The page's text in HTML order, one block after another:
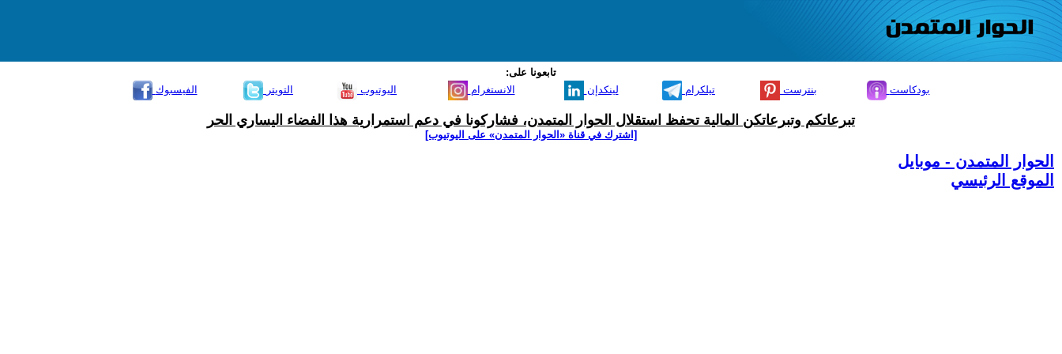
تابعونا على:
الفيسبوك
التويتر اليوتيوب الانستغرام لينكدإن تيلكرام بنترست بودكاست
تبرعاتكم وتبرعاتكن المالية تحفظ استقلال الحوار المتمدن، فشاركونا في دعم استمرارية هذا الفضاء اليساري الحر
[اشترك في قناة ‫«الحوار المتمدن» على اليوتيوب]
الحوار المتمدن - موبايل
الموقع الرئيسي